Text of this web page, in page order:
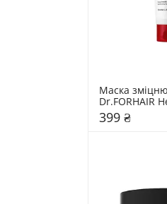
Маска
Dr.FORHAIR
Treatment
399 ₴